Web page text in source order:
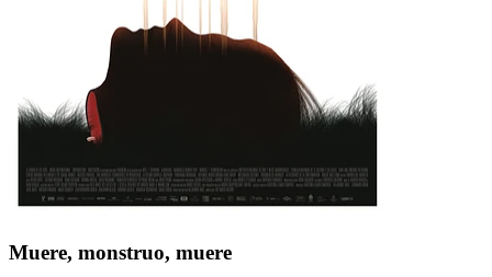
Muere, monstruo, muere